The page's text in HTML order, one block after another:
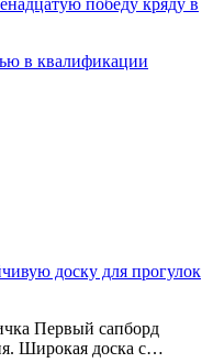
в квалификации
доску для прогулок
Первый сапборд
Широкая доска с…